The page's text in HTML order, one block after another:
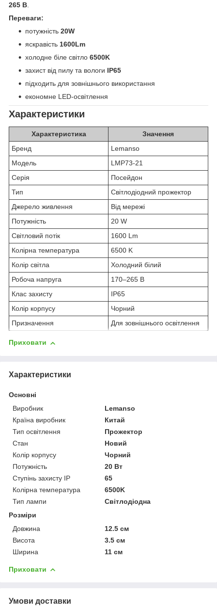
265 В
Переваги:
потужність 20W
яскравість 1600Lm
холодне біле світло 6500K
захист від пилу та вологи IP65
підходить для зовнішнього використання
економне LED-освітлення
Характеристики
Характеристика
Значення
Бренд
Lemanso
Модель
LMP73-21
Серія
Посейдон
Тип
Світлодіодний прожектор
Джерело живлення
Від мережі
Потужність
20 W
Світловий потік
1600 Lm
Колірна температура
6500 K
Колір світла
Холодний білий
Робоча напруга
170–265 В
Клас захисту
IP65
Колір корпусу
Чорний
Призначення
Для зовнішнього освітлення
Приховати
Характеристики
Основні
Виробник
Lemanso
Країна виробник
Китай
Тип освітлення
Прожектор
Стан
Новий
Колір корпусу
Чорний
Потужність
20 Вт
Ступінь захисту IP
65
Колірна температура
6500K
Тип лампи
Світлодіодна
Розміри
Довжина
12.5 см
Висота
3.5 см
Ширина
11 см
Приховати
Умови доставки